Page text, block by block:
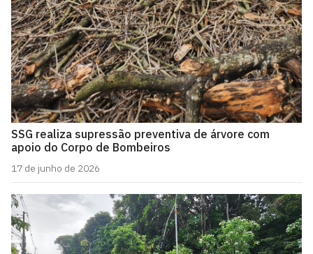
SSG realiza supressão preventiva de árvore com
apoio do Corpo de Bombeiros
17 de junho de 2026